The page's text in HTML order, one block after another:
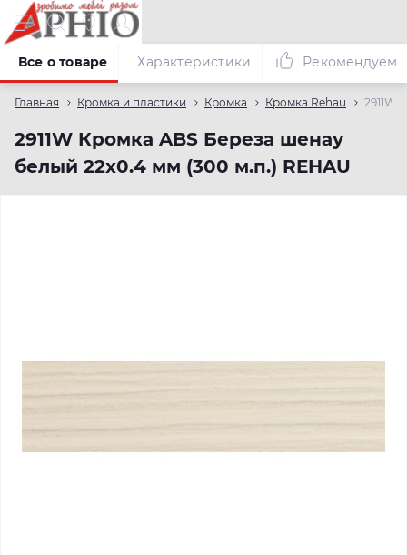
Главная Кромка и пластики Кромка Кромка Rehau 2911W
2911W Кромка ABS Береза шенау
белый 22х0.4 мм (300 м.п.) REHAU
Все о товаре Характеристики Рекомендуем